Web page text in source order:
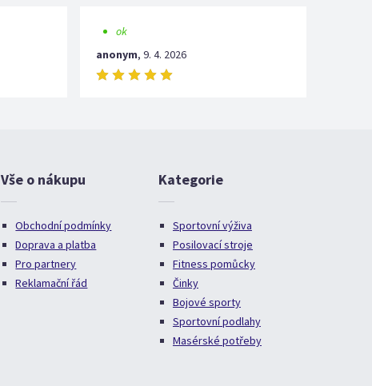
ok
anonym, 9. 4. 2026
Vše o nákupu
Obchodní podmínky
Doprava a platba
Pro partnery
Reklamační řád
Kategorie
Sportovní výživa
Posilovací stroje
Fitness pomůcky
Činky
Bojové sporty
Sportovní podlahy
Masérské potřeby